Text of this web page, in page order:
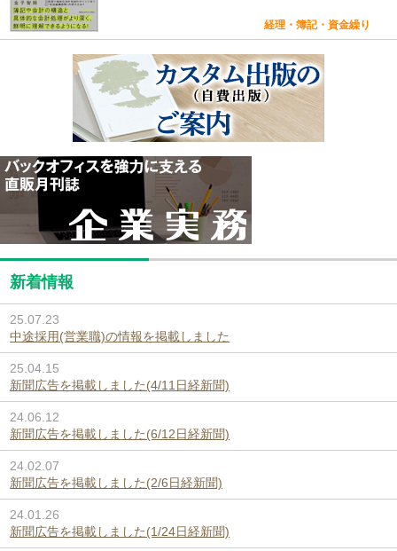
経理・簿記・資金繰り
新着情報
25.07.23
中途採用(営業職)の情報を掲載しました
25.04.15
新聞広告を掲載しました(4/11日経新聞)
24.06.12
新聞広告を掲載しました(6/12日経新聞)
24.02.07
新聞広告を掲載しました(2/6日経新聞)
24.01.26
新聞広告を掲載しました(1/24日経新聞)